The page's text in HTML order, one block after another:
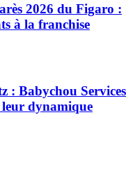
2026 du Figaro :
à la franchise
: Babychou Services
dynamique